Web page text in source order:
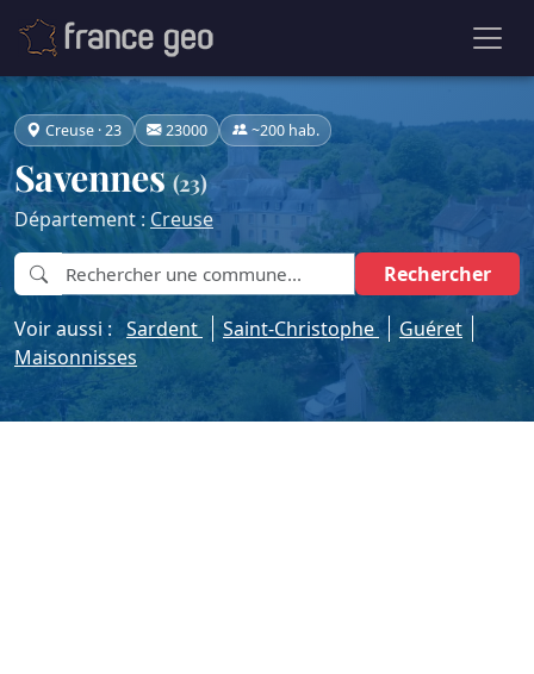
Creuse · 23 23000 ~200 hab.
Savennes(23)
Département : Creuse
Rechercher
Voir aussi : Sardent Saint-Christophe
Guéret
Maisonnisses